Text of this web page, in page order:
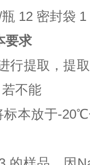
瓶 12 密封袋 1
要求
行提取，提
不能
标本放于-20℃